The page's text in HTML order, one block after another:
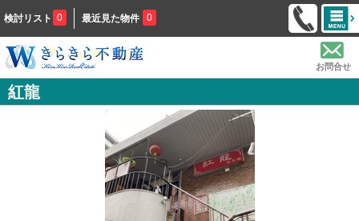
検討リスト 0 最近見た物件 0
お問合せ
紅龍